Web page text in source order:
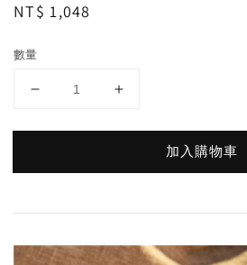
Regular
NT$ 1,048
數量
加入購物車